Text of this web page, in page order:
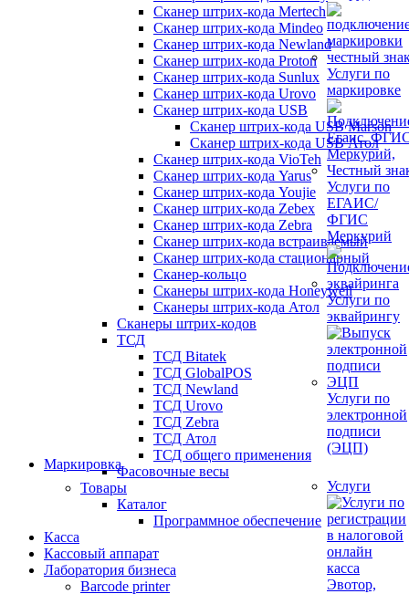
Сканер штрих-кода Mertech
Сканер штрих-кода Mindeo
Сканер штрих-кода Newland
Сканер штрих-кода Proton
Сканер штрих-кода Sunlux
Сканер штрих-кода Urovo
Сканер штрих-кода USB
Сканер штрих-кода USB Marson
Сканер штрих-кода USB Атол
Сканер штрих-кода VioTeh
Сканер штрих-кода Yarus
Сканер штрих-кода Youjie
Сканер штрих-кода Zebex
Сканер штрих-кода Zebra
Сканер штрих-кода встраиваемый
Сканер штрих-кода стационарный
Сканер-кольцо
Сканеры штрих-кода Honeywell
Сканеры штрих-кода Атол
Сканеры штрих-кодов
ТСД
ТСД Bitatek
ТСД GlobalPOS
ТСД Newland
ТСД Urovo
ТСД Zebra
ТСД Атол
ТСД общего применения
Фасовочные весы
Товары
Каталог
Программное обеспечение
Касса
Кассовый аппарат
Лаборатория бизнеса
Barcode printer
Услуги по
маркировке
Услуги по
ЕГАИС/
ФГИС
Меркурий
Услуги по
эквайрингу
Услуги по
электронной
подписи
(ЭЦП)
Маркировка
Услуги